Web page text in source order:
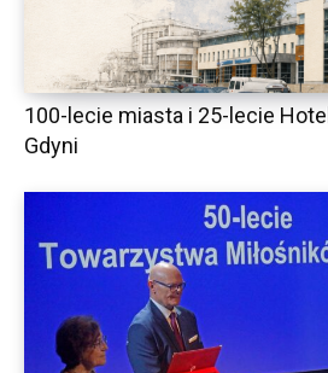
100-lecie miasta i 25-lecie
Gdyni